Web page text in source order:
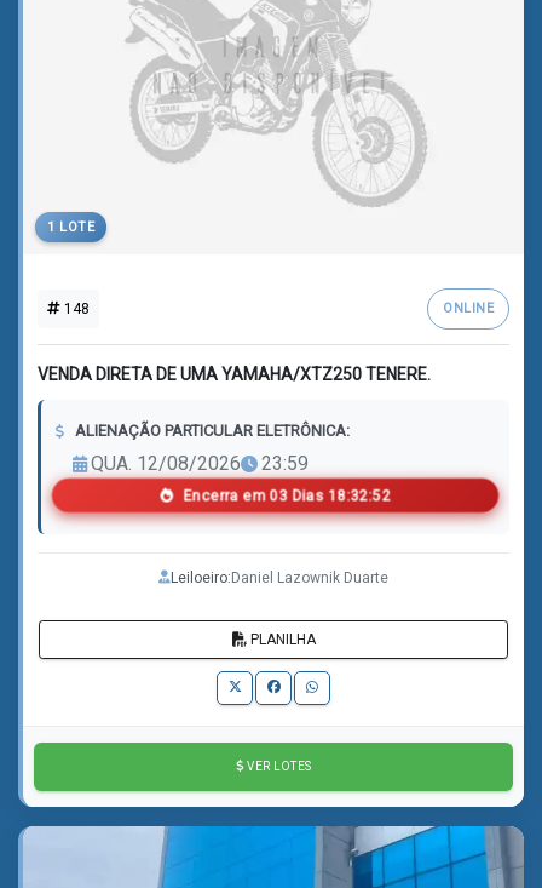
1 LOTE
148 ONLINE
VENDA DIRETA DE UMA YAMAHA/XTZ250 TENERE.
ALIENAÇÃO PARTICULAR ELETRÔNICA:
QUA. 12/08/2026 23:59
Encerra em 03 Dias 18:32:50
Leiloeiro:Daniel Lazownik Duarte
PLANILHA
VER LOTES